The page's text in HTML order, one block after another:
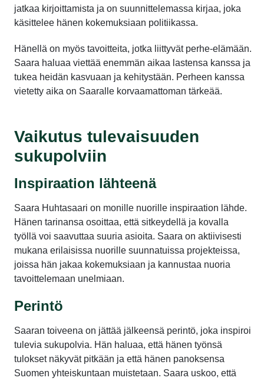
jatkaa kirjoittamista ja on suunnittelemassa kirjaa, joka
käsittelee hänen kokemuksiaan politiikassa.
Hänellä on myös tavoitteita, jotka liittyvät perhe-elämään.
Saara haluaa viettää enemmän aikaa lastensa kanssa ja
tukea heidän kasvuaan ja kehitystään. Perheen kanssa
vietetty aika on Saaralle korvaamattoman tärkeää.
Vaikutus tulevaisuuden
sukupolviin
Inspiraation lähteenä
Saara Huhtasaari on monille nuorille inspiraation lähde.
Hänen tarinansa osoittaa, että sitkeydellä ja kovalla
työllä voi saavuttaa suuria asioita. Saara on aktiivisesti
mukana erilaisissa nuorille suunnatuissa projekteissa,
joissa hän jakaa kokemuksiaan ja kannustaa nuoria
tavoittelemaan unelmiaan.
Perintö
Saaran toiveena on jättää jälkeensä perintö, joka inspiroi
tulevia sukupolvia. Hän haluaa, että hänen työnsä
tulokset näkyvät pitkään ja että hänen panoksensa
Suomen yhteiskuntaan muistetaan. Saara uskoo, että